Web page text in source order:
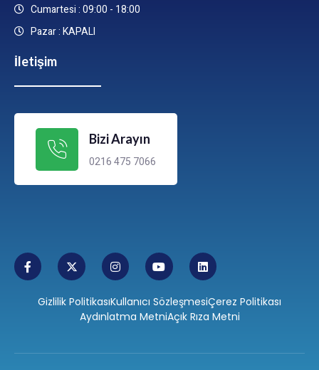
Cumartesi : 09:00 - 18:00
Pazar : KAPALI
İletişim
Bizi Arayın
0216 475 7066
Gizlilik PolitikasıKullanıcı SözleşmesiÇerez Politikası
Aydınlatma MetniAçık Rıza Metni